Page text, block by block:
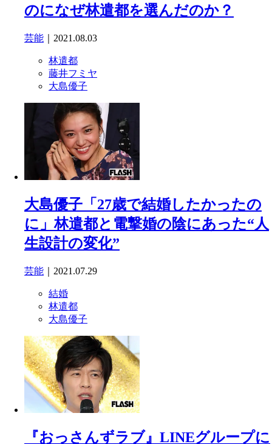
のになぜ林遣都を選んだのか？
芸能 ｜2021.08.03
林遣都
藤井フミヤ
大島優子
大島優子「27歳で結婚したかったの
に」林遣都と電撃婚の陰にあった“人
生設計の変化”
芸能 ｜2021.07.29
結婚
林遣都
大島優子
『おっさんずラブ』LINEグループに